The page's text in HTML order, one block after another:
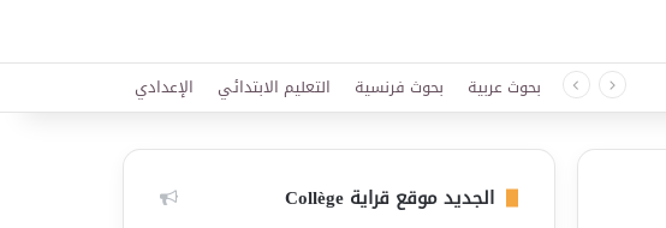
بحوث عربية بحوث فرنسية التعليم الابتدائي الإعدادي
الجديد موقع قراية Collège